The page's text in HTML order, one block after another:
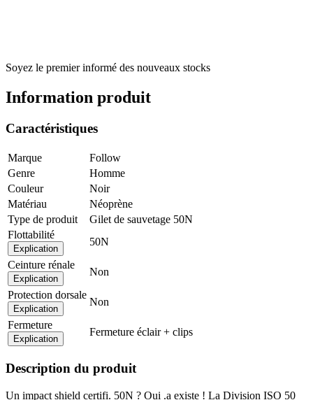
Soyez le premier informé des nouveaux stocks
Information produit
Caractéristiques
Marque
Follow
Genre
Homme
Couleur
Noir
Matériau
Néoprène
Type de produit
Gilet de sauvetage 50N
Flottabilité
Explication
50N
Ceinture rénale
Explication
Non
Protection dorsale
Explication
Non
Fermeture
Explication
Fermeture éclair + clips
Description du produit
Un impact shield certifi. 50N ? Oui .a existe ! La Division ISO 50